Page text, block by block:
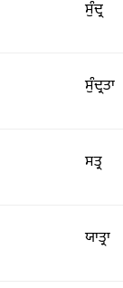
ਸੁੰਦ੍ਰ
ਸੁੰਦ੍ਰਤਾ
ਸਤ੍ਰ
ਯਾਤ੍ਰਾ